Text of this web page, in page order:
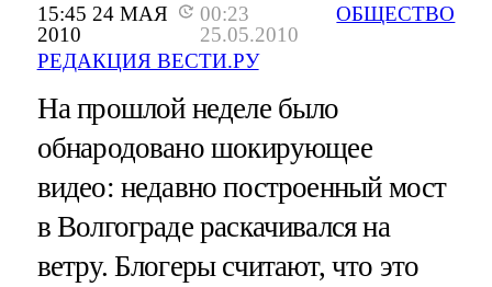
15:45 24 МАЯ
2010
00:23
25.05.2010
РЕДАКЦИЯ ВЕСТИ.РУ
ОБЩЕСТВО
На прошлой неделе было
обнародовано шокирующее
видео: недавно построенный мост
в Волгограде раскачивался на
ветру. Блогеры считают, что это